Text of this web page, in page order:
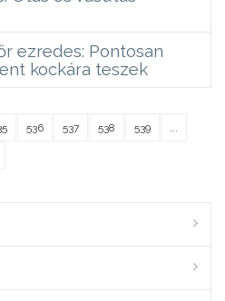
ezredes: Pontosan
kockára teszek
536 537 538 539 ...